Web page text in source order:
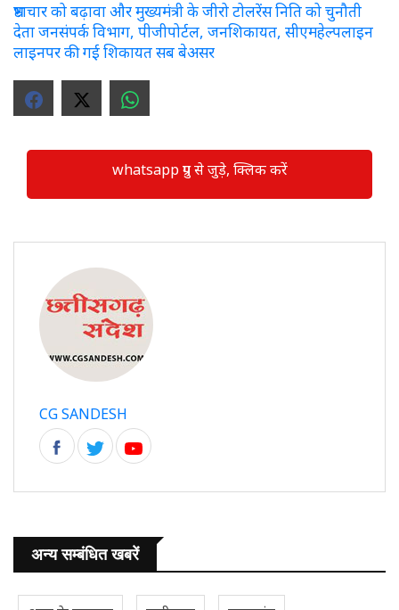
भ्रष्टाचार को बढ़ावा और मुख्यमंत्री के जीरो टोलरेंस निति को चुनौती
देता जनसंपर्क विभाग, पीजीपोर्टल, जनशिकायत, सीएमहेल्पलाइन
लाइनपर की गई शिकायत सब बेअसर
whatsapp ग्रुप से जुड़े, क्लिक करें
CG SANDESH
अन्य सम्बंधित खबरें